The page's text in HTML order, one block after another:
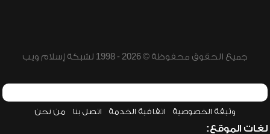
جميع الحقوق محفوظة © 2026 - 1998 لشبكة إسلام ويب
وثيقة الخصوصية اتفاقية الخدمة اتصل بنا من نحن
لغات الموقع: